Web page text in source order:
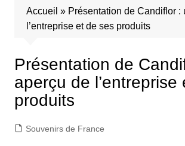
Accueil » Présentation de Candiflor :
l’entreprise et de ses produits
Présentation de
aperçu de l’entreprise
produits
Souvenirs de France